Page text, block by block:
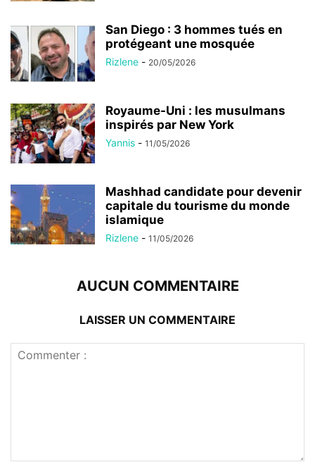
San Diego : 3 hommes tués en
protégeant une mosquée
Rizlene - 20/05/2026
Royaume-Uni : les musulmans
inspirés par New York
Yannis - 11/05/2026
Mashhad candidate pour devenir
capitale du tourisme du monde
islamique
Rizlene - 11/05/2026
AUCUN COMMENTAIRE
LAISSER UN COMMENTAIRE